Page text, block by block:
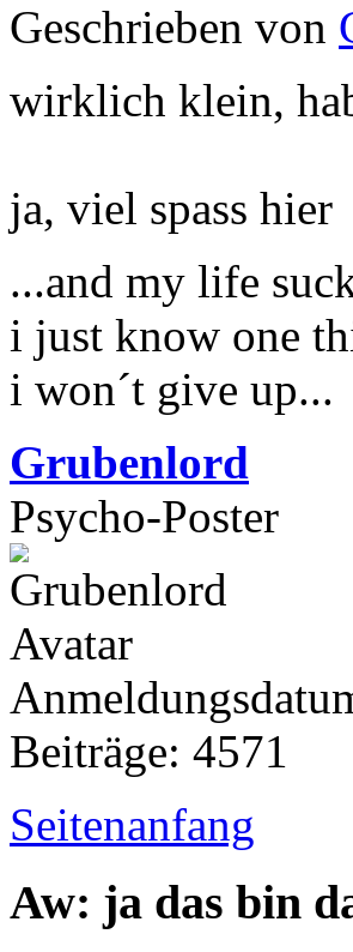
Geschrieben von
wirklich klein,
ja, viel spass hier
...and my life
i just know one
i won´t give up...
Grubenlord
Psycho-Poster
Beiträge: 4571
Seitenanfang
Aw: ja das bin